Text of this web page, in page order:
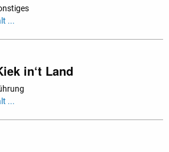
...
in‘t Land
...